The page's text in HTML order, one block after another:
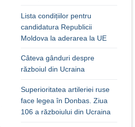
Lista condițiilor pentru
candidatura Republicii
Moldova la aderarea la UE
Câteva gânduri despre
războiul din Ucraina
Superioritatea artileriei ruse
face legea în Donbas. Ziua
106 a războiului din Ucraina